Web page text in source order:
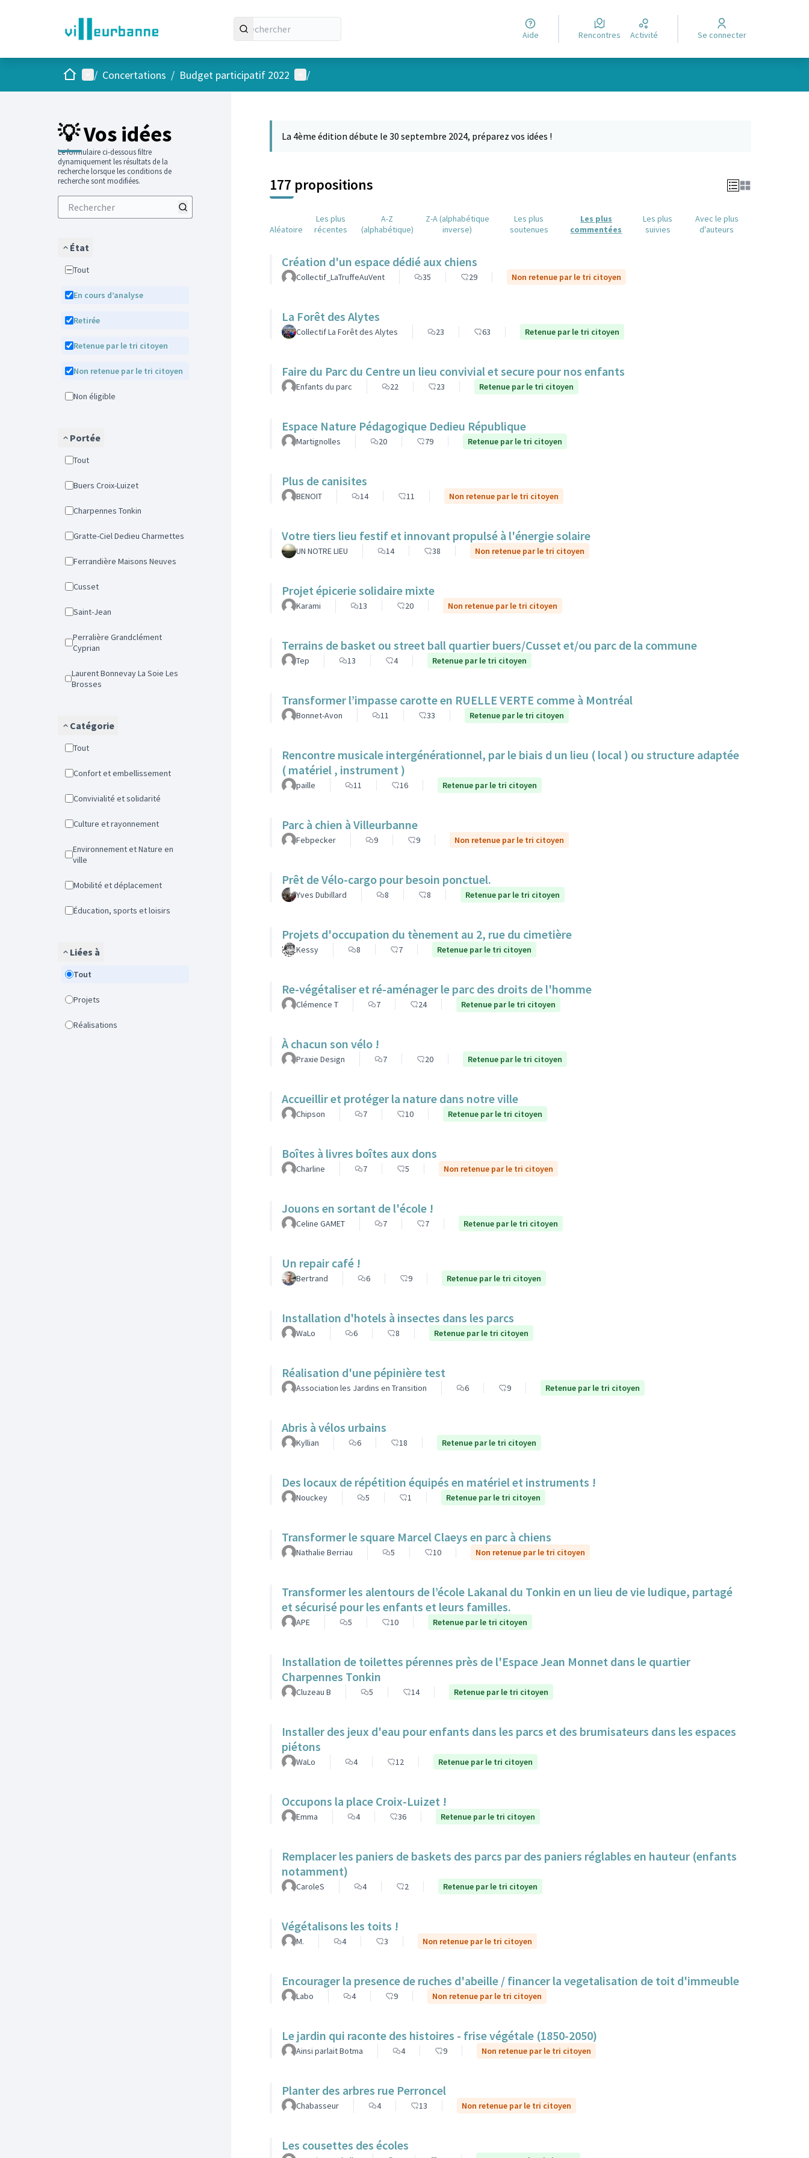
Aide Rencontres Activité Se connecter
AccueilMenu principal
/ Concertations / Budget participatif 2022 Menu utilisateur
/
💡 Vos idées
Le formulaire ci-dessous filtre
dynamiquement les résultats de la
recherche lorsque les conditions de
recherche sont modifiées.
État
Tout
En cours d’analyse
Retirée
Retenue par le tri citoyen
Non retenue par le tri citoyen
Non éligible
Portée
Tout
Buers Croix-Luizet
Charpennes Tonkin
Gratte-Ciel Dedieu Charmettes
Ferrandière Maisons Neuves
Cusset
Saint-Jean
Perralière Grandclément
Cyprian
Laurent Bonnevay La Soie Les
Brosses
Catégorie
Tout
Confort et embellissement
Convivialité et solidarité
Culture et rayonnement
Environnement et Nature en
ville
Mobilité et déplacement
Éducation, sports et loisirs
Liées à
Tout
Projets
Réalisations
La 4ème édition débute le 30 septembre 2024, préparez vos idées !
177 propositions
Aléatoire
Les plus
récentes
A-Z
(alphabétique)
Z-A (alphabétique
inverse)
Les plus
soutenues
Les plus
commentées
Les plus
suivies
Avec le plus
d'auteurs
Création d'un espace dédié aux chiens
Collectif_LaTruffeAuVent 35 29 Non retenue par le tri citoyen
La Forêt des Alytes
Collectif La Forêt des Alytes 23 63 Retenue par le tri citoyen
Faire du Parc du Centre un lieu convivial et secure pour nos enfants
Enfants du parc 22 23 Retenue par le tri citoyen
Espace Nature Pédagogique Dedieu République
Martignolles 20 79 Retenue par le tri citoyen
Plus de canisites
BENOIT 14 11 Non retenue par le tri citoyen
Votre tiers lieu festif et innovant propulsé à l'énergie solaire
UN NOTRE LIEU 14 38 Non retenue par le tri citoyen
Projet épicerie solidaire mixte
Karami 13 20 Non retenue par le tri citoyen
Terrains de basket ou street ball quartier buers/Cusset et/ou parc de la commune
Tep 13 4 Retenue par le tri citoyen
Transformer l’impasse carotte en RUELLE VERTE comme à Montréal
Bonnet-Avon 11 33 Retenue par le tri citoyen
Rencontre musicale intergénérationnel, par le biais d un lieu ( local ) ou structure adaptée
( matériel , instrument )
paille 11 16 Retenue par le tri citoyen
Parc à chien à Villeurbanne
Febpecker 9 9 Non retenue par le tri citoyen
Prêt de Vélo-cargo pour besoin ponctuel.
Yves Dubillard 8 8 Retenue par le tri citoyen
Projets d'occupation du tènement au 2, rue du cimetière
Kessy 8 7 Retenue par le tri citoyen
Re-végétaliser et ré-aménager le parc des droits de l'homme
Clémence T 7 24 Retenue par le tri citoyen
À chacun son vélo !
Praxie Design 7 20 Retenue par le tri citoyen
Accueillir et protéger la nature dans notre ville
Chipson 7 10 Retenue par le tri citoyen
Boîtes à livres boîtes aux dons
Charline 7 5 Non retenue par le tri citoyen
Jouons en sortant de l'école !
Celine GAMET 7 7 Retenue par le tri citoyen
Un repair café !
Bertrand 6 9 Retenue par le tri citoyen
Installation d'hotels à insectes dans les parcs
WaLo 6 8 Retenue par le tri citoyen
Réalisation d'une pépinière test
Association les Jardins en Transition 6 9 Retenue par le tri citoyen
Abris à vélos urbains
Kyllian 6 18 Retenue par le tri citoyen
Des locaux de répétition équipés en matériel et instruments !
Nouckey 5 1 Retenue par le tri citoyen
Transformer le square Marcel Claeys en parc à chiens
Nathalie Berriau 5 10 Non retenue par le tri citoyen
Transformer les alentours de l’école Lakanal du Tonkin en un lieu de vie ludique, partagé
et sécurisé pour les enfants et leurs familles.
APE 5 10 Retenue par le tri citoyen
Installation de toilettes pérennes près de l'Espace Jean Monnet dans le quartier
Charpennes Tonkin
Cluzeau B 5 14 Retenue par le tri citoyen
Installer des jeux d'eau pour enfants dans les parcs et des brumisateurs dans les espaces
piétons
WaLo 4 12 Retenue par le tri citoyen
Occupons la place Croix-Luizet !
Emma 4 36 Retenue par le tri citoyen
Remplacer les paniers de baskets des parcs par des paniers réglables en hauteur (enfants
notamment)
CaroleS 4 2 Retenue par le tri citoyen
Végétalisons les toits !
M. 4 3 Non retenue par le tri citoyen
Encourager la presence de ruches d'abeille / financer la vegetalisation de toit d'immeuble
Labo 4 9 Non retenue par le tri citoyen
Le jardin qui raconte des histoires - frise végétale (1850-2050)
Ainsi parlait Botma 4 9 Non retenue par le tri citoyen
Planter des arbres rue Perroncel
Chabasseur 4 13 Non retenue par le tri citoyen
Les cousettes des écoles